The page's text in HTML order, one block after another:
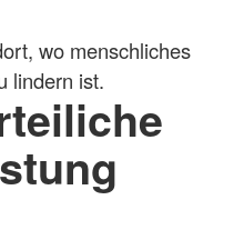
wo menschliches
lindern ist.